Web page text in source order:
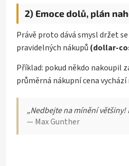
2) Emoce dolů, plán
Právě proto dává smysl držet
pravidelných nákupů (dollar-
Příklad: pokud někdo nakoupil
průměrná nákupní cena vychází
„Nedbejte na mínění
— Max Gunther